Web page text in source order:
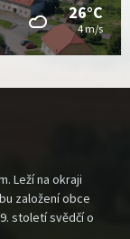
26°C
4 m/s
Leží na okraji
založení obce
století svědčí o